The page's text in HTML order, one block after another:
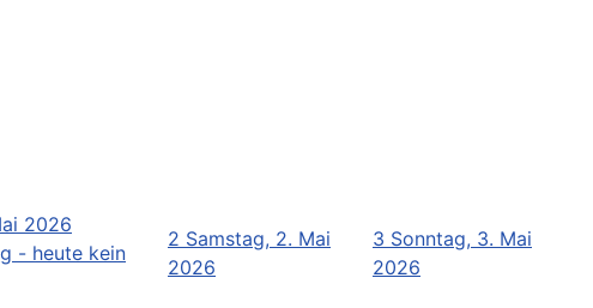
2026
- heute kein
2 Samstag, 2. Mai
2026
3 Sonntag, 3. Mai
2026